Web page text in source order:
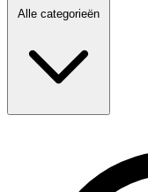
Alle categorieën